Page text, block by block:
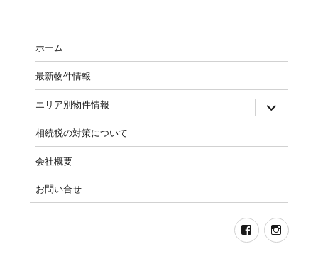
ホーム
最新物件情報
エリア別物件情報 expand
child
相続税の対策について
会社概要
お問い合せ
Facebook